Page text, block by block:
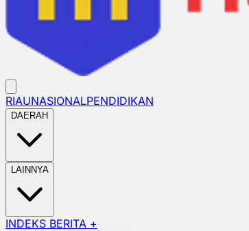
RIAUNASIONALPENDIDIKAN
DAERAH
LAINNYA
INDEKS BERITA +